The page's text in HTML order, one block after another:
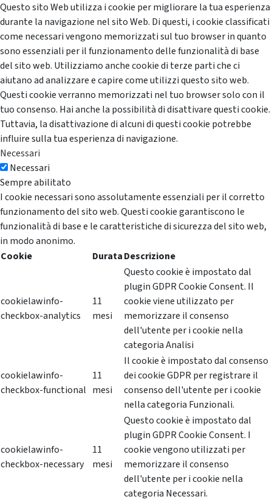
Questo sito Web utilizza i cookie per migliorare la tua esperienza
durante la navigazione nel sito Web. Di questi, i cookie classificati
come necessari vengono memorizzati sul tuo browser in quanto
sono essenziali per il funzionamento delle funzionalità di base
del sito web. Utilizziamo anche cookie di terze parti che ci
aiutano ad analizzare e capire come utilizzi questo sito web.
Questi cookie verranno memorizzati nel tuo browser solo con il
tuo consenso. Hai anche la possibilità di disattivare questi cookie.
Tuttavia, la disattivazione di alcuni di questi cookie potrebbe
influire sulla tua esperienza di navigazione.
Necessari
Necessari
Sempre abilitato
I cookie necessari sono assolutamente essenziali per il corretto
funzionamento del sito web. Questi cookie garantiscono le
funzionalità di base e le caratteristiche di sicurezza del sito web,
in modo anonimo.
Cookie
DurataDescrizione
cookielawinfo-
checkbox-analytics
11
mesi
Questo cookie è impostato dal
plugin GDPR Cookie Consent. Il
cookie viene utilizzato per
memorizzare il consenso
dell'utente per i cookie nella
categoria Analisi
cookielawinfo-
checkbox-functional
11
mesi
Il cookie è impostato dal consenso
dei cookie GDPR per registrare il
consenso dell'utente per i cookie
nella categoria Funzionali.
cookielawinfo-
checkbox-necessary
11
mesi
Questo cookie è impostato dal
plugin GDPR Cookie Consent. I
cookie vengono utilizzati per
memorizzare il consenso
dell'utente per i cookie nella
categoria Necessari.